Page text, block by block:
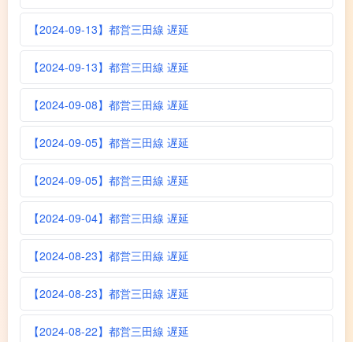
【2024-09-13】都営三田線 遅延
【2024-09-13】都営三田線 遅延
【2024-09-08】都営三田線 遅延
【2024-09-05】都営三田線 遅延
【2024-09-05】都営三田線 遅延
【2024-09-04】都営三田線 遅延
【2024-08-23】都営三田線 遅延
【2024-08-23】都営三田線 遅延
【2024-08-22】都営三田線 遅延